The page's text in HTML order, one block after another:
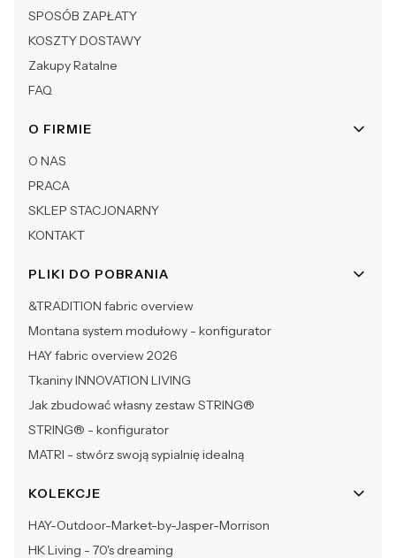
SPOSÓB ZAPŁATY
KOSZTY DOSTAWY
Zakupy Ratalne
FAQ
O FIRMIE
O NAS
PRACA
SKLEP STACJONARNY
KONTAKT
PLIKI DO POBRANIA
&TRADITION fabric overview
Montana system modułowy - konfigurator
HAY fabric overview 2026
Tkaniny INNOVATION LIVING
Jak zbudować własny zestaw STRING®
STRING® - konfigurator
MATRI - stwórz swoją sypialnię idealną
KOLEKCJE
HAY-Outdoor-Market-by-Jasper-Morrison
HK Living - 70's dreaming